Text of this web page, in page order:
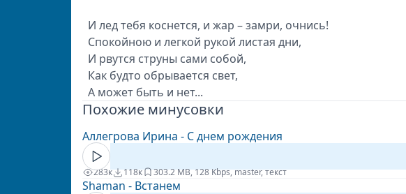
И лед тебя коснется, и жар – замри, очнись!
Спокойною и легкой рукой листая дни,
И рвутся струны сами собой,
Как будто обрывается свет,
А может быть и нет...
Похожие минусовки
Аллегрова Ирина - С днем рождения
283к 118к 303.2 MB, 128 Kbps, master, текст
Shaman - Встанем